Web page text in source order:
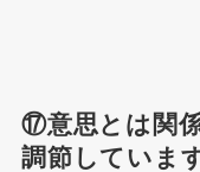
⑰意思とは関
調節していま